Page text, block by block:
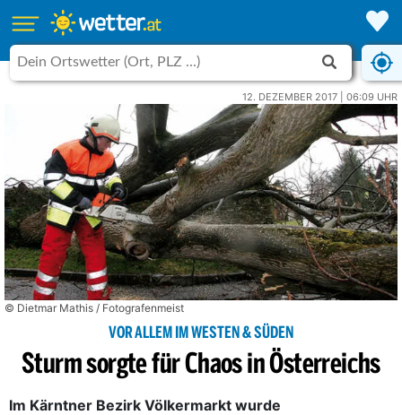
12. DEZEMBER 2017 | 06:09 UHR
© Dietmar Mathis / Fotografenmeist
VOR ALLEM IM WESTEN & SÜDEN
Sturm sorgte für Chaos in Österreichs
Im Kärntner Bezirk Völkermarkt wurde